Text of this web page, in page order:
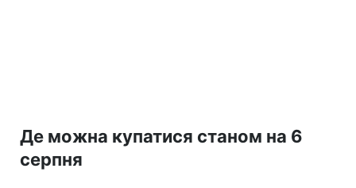
Де можна купатися станом на 6
серпня